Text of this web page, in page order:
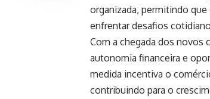
organizada, permitindo que
enfrentar desafios
Com a chegada dos novos
autonomia financeira e
medida incentiva o
contribuindo para o